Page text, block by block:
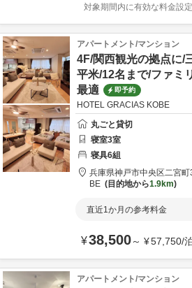
対象期間内に有効な料金設
アパートメント/マンション
4F/関西観光の拠点に/
平米/12名まで/ファミ
最適
即予約
HOTEL GRACIAS KOBE
丸ごと貸切
寝室3室
寝具6組
兵庫県神戸市中央区二宮町
BE
目的地から1.9km
直近1か月の参考料金
¥38,500～ ¥57,750/
アパートメント/マンション